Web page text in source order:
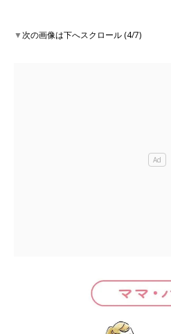
▼次の画像は下へスクロール (4/7)